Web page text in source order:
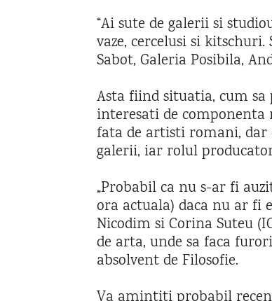
“Ai sute de galerii si
vaze, cercelusi si
Sabot, Galeria Posibila,
Asta fiind situatia, cum
interesati de componenta
fata de artisti romani, dar
galerii, iar rolul
„Probabil ca nu s-ar fi
ora actuala) daca nu ar fi
Nicodim si Corina Suteu
de arta, unde sa faca
absolvent de Filosofie.